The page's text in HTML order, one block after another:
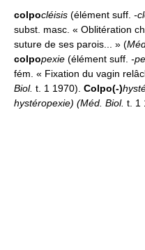
colpocléisis (élément suff. -
subst. masc. « Oblitération
suture de ses parois... » (
colpopexie (élément suff. -
fém. « Fixation du vagin
Biol. t. 1 1970). Colpo(-)
hystéropexie) (Méd. Biol. t. 1